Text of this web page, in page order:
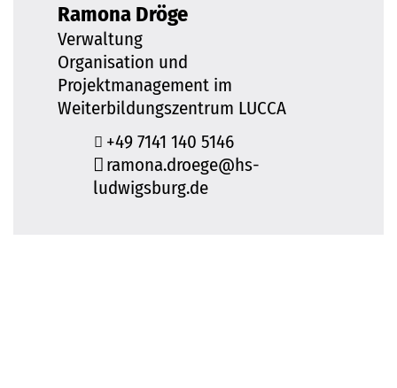
Ramona Dröge
Verwaltung
Organisation und
Projektmanagement im
Weiterbildungszentrum LUCCA
+49 7141 140 5146
ramona.droege@hs-
ludwigsburg.de